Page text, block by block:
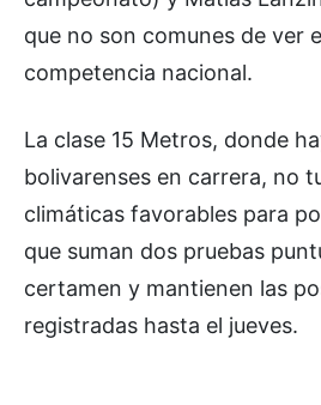
que no son comunes de ver
competencia nacional.
La clase 15 Metros, donde
bolivarenses en carrera, no
climáticas favorables para
que suman dos pruebas
certamen y mantienen las
registradas hasta el jueves.